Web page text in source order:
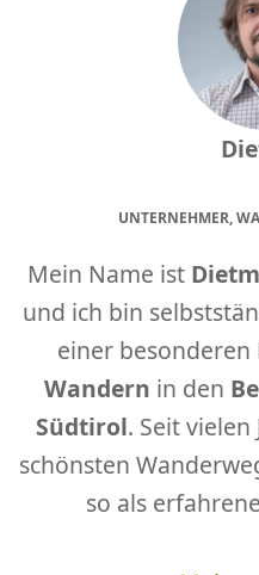
UNTERNEHMER,
Mein Name ist
und ich bin
einer
Wandern in den
Südtirol. Seit
schönsten
so als